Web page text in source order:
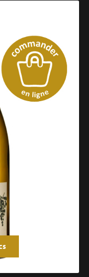
des vins blancs